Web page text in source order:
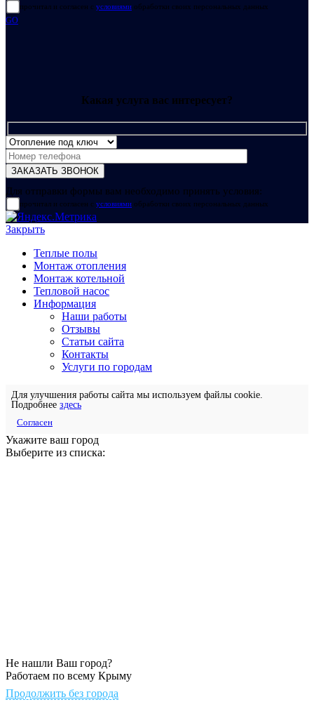
прочитал и согласен с условиями обработки своих персональных данных
GO
Какая услуга вас интересует?
Для отправки формы вам необходимо принять условия:
прочитал и согласен с условиями обработки своих персональных данных
Закрыть
Теплые полы
Монтаж отопления
Монтаж котельной
Тепловой насос
Информация
Наши работы
Отзывы
Статьи сайта
Контакты
Услуги по городам
Для улучшения работы сайта мы используем файлы cookie.
Подробнее здесь
Согласен
Укажите ваш город
Выберите из списка:
Не нашли Ваш город?
Работаем по всему Крыму
Продолжить без города